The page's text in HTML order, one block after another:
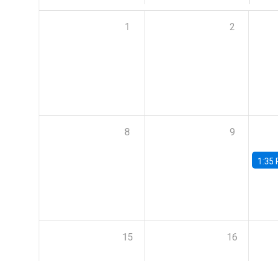
1 2
8 9
1:35
15 16